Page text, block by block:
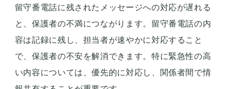
留守番電話に残されたメッセージへの対応が遅れる
と、保護者の不満につながります。留守番電話の内
容は記録に残し、担当者が速やかに対応すること
で、保護者の不安を解消できます。特に緊急性の高
い内容については、優先的に対応し、関係者間で情